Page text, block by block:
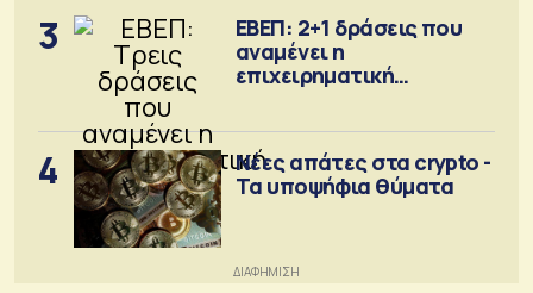
3
ΕΒΕΠ: 2+1 δράσεις που
αναμένει η
επιχειρηματική
4
Νέες απάτες στα crypto -
Τα υποψήφια θύματα